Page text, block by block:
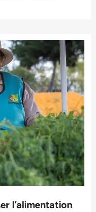
l’alimentation